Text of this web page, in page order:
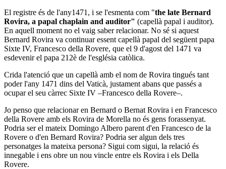
El registre és de l'any1471, i se l'esmenta com "the late Bernard
Rovira, a papal chaplain and auditor" (capellà papal i auditor).
En aquell moment no el vaig saber relacionar. No sé si aquest
Bernard Rovira va continuar essent capellà papal del següent papa
Sixte IV, Francesco della Rovere, que el 9 d'agost del 1471 va
esdevenir el papa 212è de l'església catòlica.
Crida l'atenció que un capellà amb el nom de Rovira tingués tant
poder l'any 1471 dins del Vaticà, justament abans que passés a
ocupar el seu càrrec Sixte IV –Francesco della Rovere–.
Jo penso que relacionar en Bernard o Bernat Rovira i en Francesco
della Rovere amb els Rovira de Morella no és gens forassenyat.
Podria ser el mateix Domingo Albero parent d'en Francesco de la
Rovere o d'en Bernard Rovira? Podria ser algun dels tres
personatges la mateixa persona? Sigui com sigui, la relació és
innegable i ens obre un nou vincle entre els Rovira i els Della
Rovere.